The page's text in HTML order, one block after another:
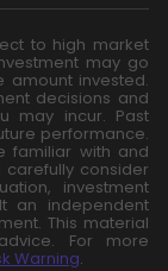
to high market
may go
invested.
decisions and
may incur. Past
performance.
familiar with and
carefully consider
investment
an independent
This material
For more
Warning.